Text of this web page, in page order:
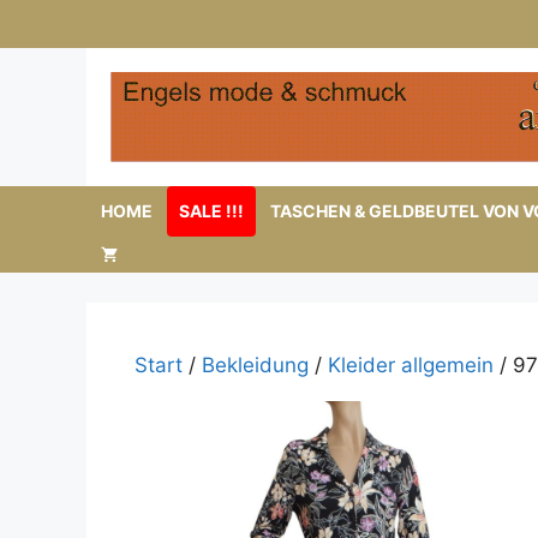
Inhalt
HOME SALE !!! TASCHEN & GELDBEUTEL VON
Start / Bekleidung / Kleider allgemein /